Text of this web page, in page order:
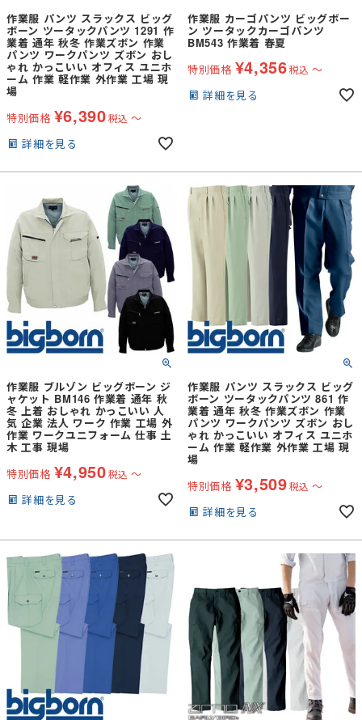
作業服 パンツ スラックス ビッグ
ボーン ツータックパンツ 1291 作
業着 通年 秋冬 作業ズボン 作業
パンツ ワークパンツ ズボン おし
ゃれ かっこいい オフィス ユニホ
ーム 作業 軽作業 外作業 工場 現
場
特別価格 ¥6,390税込 〜
詳細を見る
作業服 カーゴパンツ ビッグボー
ン ツータックカーゴパンツ
BM543 作業着 春夏
特別価格 ¥4,356税込 〜
詳細を見る
作業服 ブルゾン ビッグボーン ジ
ャケット BM146 作業着 通年 秋
冬 上着 おしゃれ かっこいい 人
気 企業 法人 ワーク 作業 工場 外
作業 ワークユニフォーム 仕事 土
木 工事 現場
特別価格 ¥4,950税込 〜
詳細を見る
作業服 パンツ スラックス ビッグ
ボーン ツータックパンツ 861 作
業着 通年 秋冬 作業ズボン 作業
パンツ ワークパンツ ズボン おし
ゃれ かっこいい オフィス ユニホ
ーム 作業 軽作業 外作業 工場 現
場
特別価格 ¥3,509税込 〜
詳細を見る